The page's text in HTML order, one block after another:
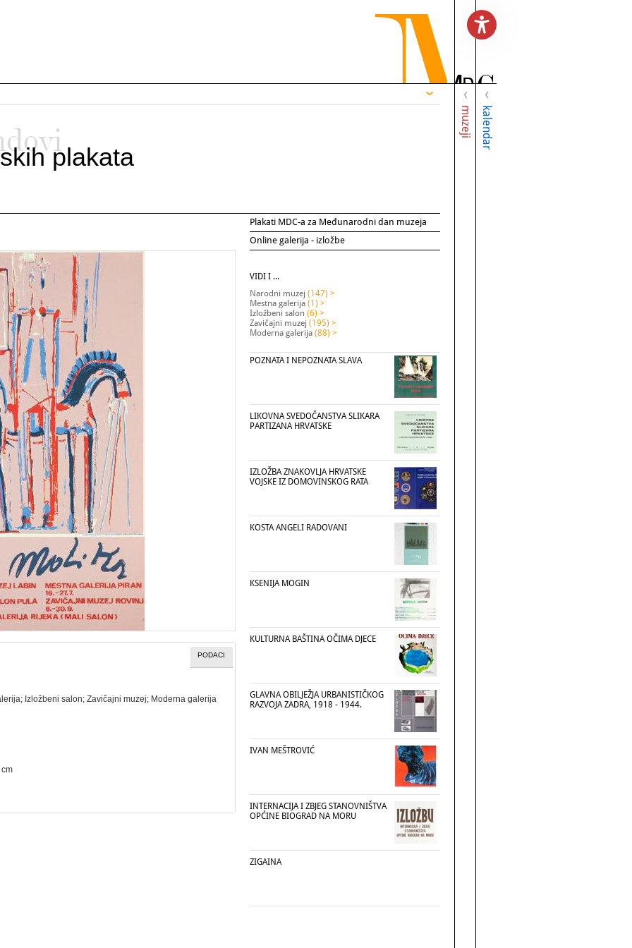
muzeji kalendar
plakata
Plakati MDC-a za Međunarodni dan muzeja
Online galerija - izložbe
PODACI
; Izložbeni salon;Zavičajni muzej; Moderna galerija
VIDI I ...
Narodni muzej (147) >
Mestna galerija (1) >
Izložbeni salon (6) >
Zavičajni muzej (195) >
Moderna galerija (88) >
POZNATA I NEPOZNATA SLAVA
LIKOVNA SVEDOČANSTVA SLIKARA
PARTIZANA HRVATSKE
IZLOŽBA ZNAKOVLJA HRVATSKE
VOJSKE IZ DOMOVINSKOG RATA
KOSTA ANGELI RADOVANI
KSENIJA MOGIN
KULTURNA BAŠTINA OČIMA DJECE
GLAVNA OBILJEŽJA URBANISTIČKOG
RAZVOJA ZADRA, 1918 - 1944.
IVAN MEŠTROVIĆ
INTERNACIJA I ZBJEG STANOVNIŠTVA
OPĆINE BIOGRAD NA MORU
ZIGAINA